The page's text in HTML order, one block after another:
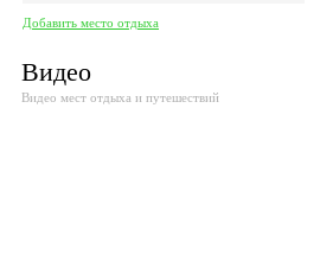
Добавить место отдыха
Видео
Видео мест отдыха и путешествий